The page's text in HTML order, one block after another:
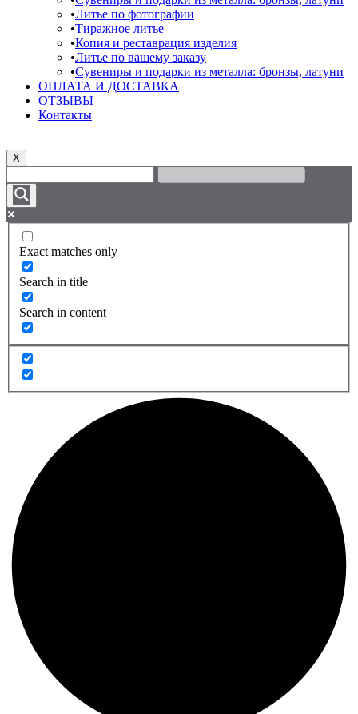
Литье по фотографии
Тиражное литье
Копия и реставрация изделия
Литье по вашему заказу
Сувениры и подарки из металла: бронзы, латуни
ОПЛАТА И ДОСТАВКА
ОТЗЫВЫ
Контакты
X
Exact matches only
Search in title
Search in content